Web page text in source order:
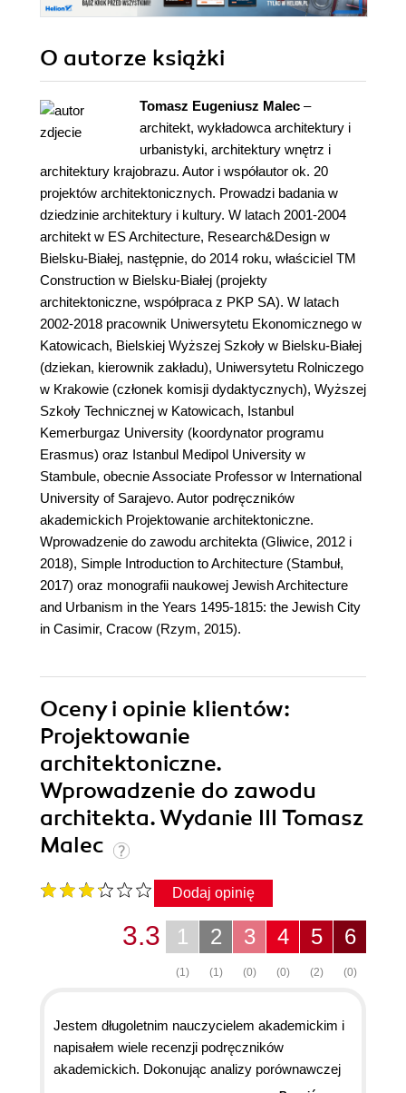
O autorze książki
Tomasz Eugeniusz Malec –
architekt, wykładowca architektury i
urbanistyki, architektury wnętrz i
architektury krajobrazu. Autor i współautor ok. 20
projektów architektonicznych. Prowadzi badania w
dziedzinie architektury i kultury. W latach 2001-2004
architekt w ES Architecture, Research&Design w
Bielsku-Białej, następnie, do 2014 roku, właściciel TM
Construction w Bielsku-Białej (projekty
architektoniczne, współpraca z PKP SA). W latach
2002-2018 pracownik Uniwersytetu Ekonomicznego w
Katowicach, Bielskiej Wyższej Szkoły w Bielsku-Białej
(dziekan, kierownik zakładu), Uniwersytetu Rolniczego
w Krakowie (członek komisji dydaktycznych), Wyższej
Szkoły Technicznej w Katowicach, Istanbul
Kemerburgaz University (koordynator programu
Erasmus) oraz Istanbul Medipol University w
Stambule, obecnie Associate Professor w International
University of Sarajevo. Autor podręczników
akademickich Projektowanie architektoniczne.
Wprowadzenie do zawodu architekta (Gliwice, 2012 i
2018), Simple Introduction to Architecture (Stambuł,
2017) oraz monografii naukowej Jewish Architecture
and Urbanism in the Years 1495-1815: the Jewish City
in Casimir, Cracow (Rzym, 2015).
Oceny i opinie klientów:
Projektowanie
architektoniczne.
Wprowadzenie do zawodu
architekta. Wydanie III Tomasz
Malec
Dodaj opinię
6
(0)
5
(2)
4
(0)
3
(0)
2
(1)
1
(1)
3.3
Jestem długoletnim nauczycielem akademickim i
napisałem wiele recenzji podręczników
akademickich. Dokonując analizy porównawczej